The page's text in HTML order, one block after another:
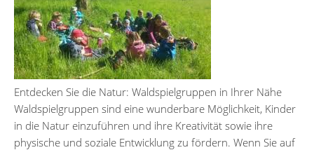
Entdecken Sie die Natur: Waldspielgruppen in Ihrer Nähe
Waldspielgruppen sind eine wunderbare Möglichkeit, Kinder
in die Natur einzuführen und ihre Kreativität sowie ihre
physische und soziale Entwicklung zu fördern. Wenn Sie auf